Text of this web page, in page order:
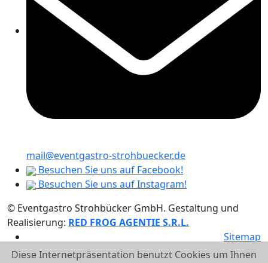
mail@eventgastro-strohbuecker.de
Besuchen Sie uns auf Facebook!
Besuchen Sie uns auf Instagram!
© Eventgastro Strohbücker GmbH. Gestaltung und
Realisierung: RED FROG AGENTIE S.R.L.
Sitemap
Impressum
Diese Internetpräsentation benutzt Cookies um Ihnen